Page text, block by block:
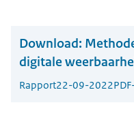
Download:
digitale
Rapport22-09-2022